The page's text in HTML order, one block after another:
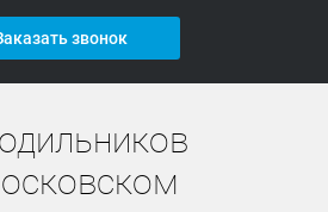
звонок